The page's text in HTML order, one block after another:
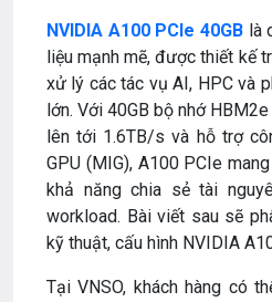
NVIDIA A100 PCIe 40GB là
liệu mạnh mẽ, được thiết kế
xử lý các tác vụ AI, HPC và
lớn. Với 40GB bộ nhớ
lên tới 1.6TB/s và hỗ trợ
GPU (MIG), A100 PCIe
khả năng chia sẻ tài
workload. Bài viết sau sẽ
kỹ thuật, cấu hình NVIDIA
Tại VNSO, khách hàng có